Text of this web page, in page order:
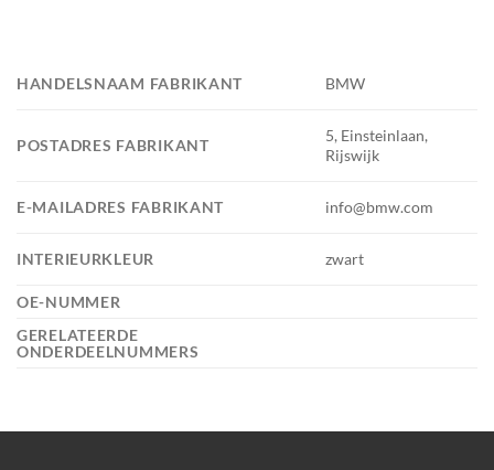
HANDELSNAAM FABRIKANT BMW
POSTADRES FABRIKANT
5, Einsteinlaan,
Rijswijk
E-MAILADRES FABRIKANT info@bmw.com
INTERIEURKLEUR zwart
OE-NUMMER
GERELATEERDE
ONDERDEELNUMMERS